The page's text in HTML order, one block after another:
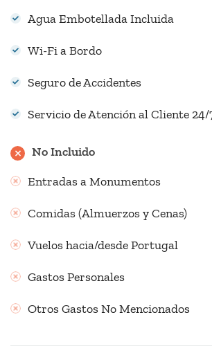
Agua Embotellada Incluida
Wi-Fi a Bordo
Seguro de Accidentes
Servicio de Atención al Cliente 24/
No Incluido
Entradas a Monumentos
Comidas (Almuerzos y Cenas)
Vuelos hacia/desde Portugal
Gastos Personales
Otros Gastos No Mencionados